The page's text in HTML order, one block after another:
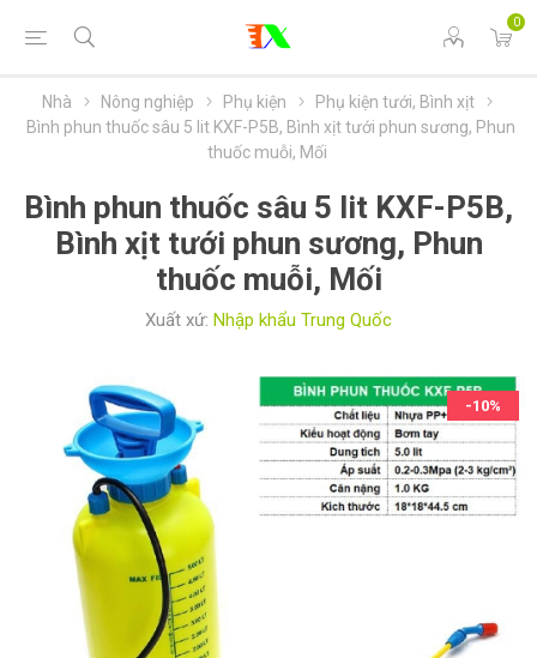
0
Nhà Nông nghiệp Phụ kiện
Phụ kiện tưới, Bình xịt
Bình phun thuốc sâu 5 lit KXF-P5B, Bình xịt tưới phun sương, Phun
thuốc muỗi, Mối
Bình phun thuốc sâu 5 lit KXF-P5B,
Bình xịt tưới phun sương, Phun
thuốc muỗi, Mối
Xuất xứ: Nhập khẩu Trung Quốc
-10%